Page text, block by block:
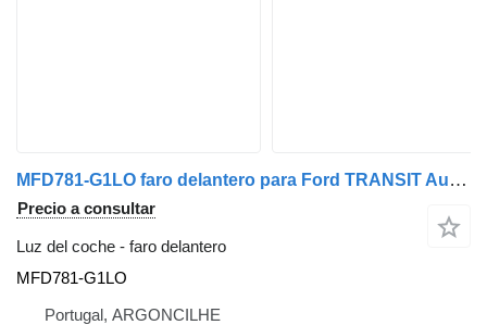
MFD781-G1LO faro delantero para Ford TRANSIT Autocarro (V_ _) | 77 - 86 vehículo comercial
Precio a consultar
Luz del coche - faro delantero
MFD781-G1LO
Portugal, ARGONCILHE